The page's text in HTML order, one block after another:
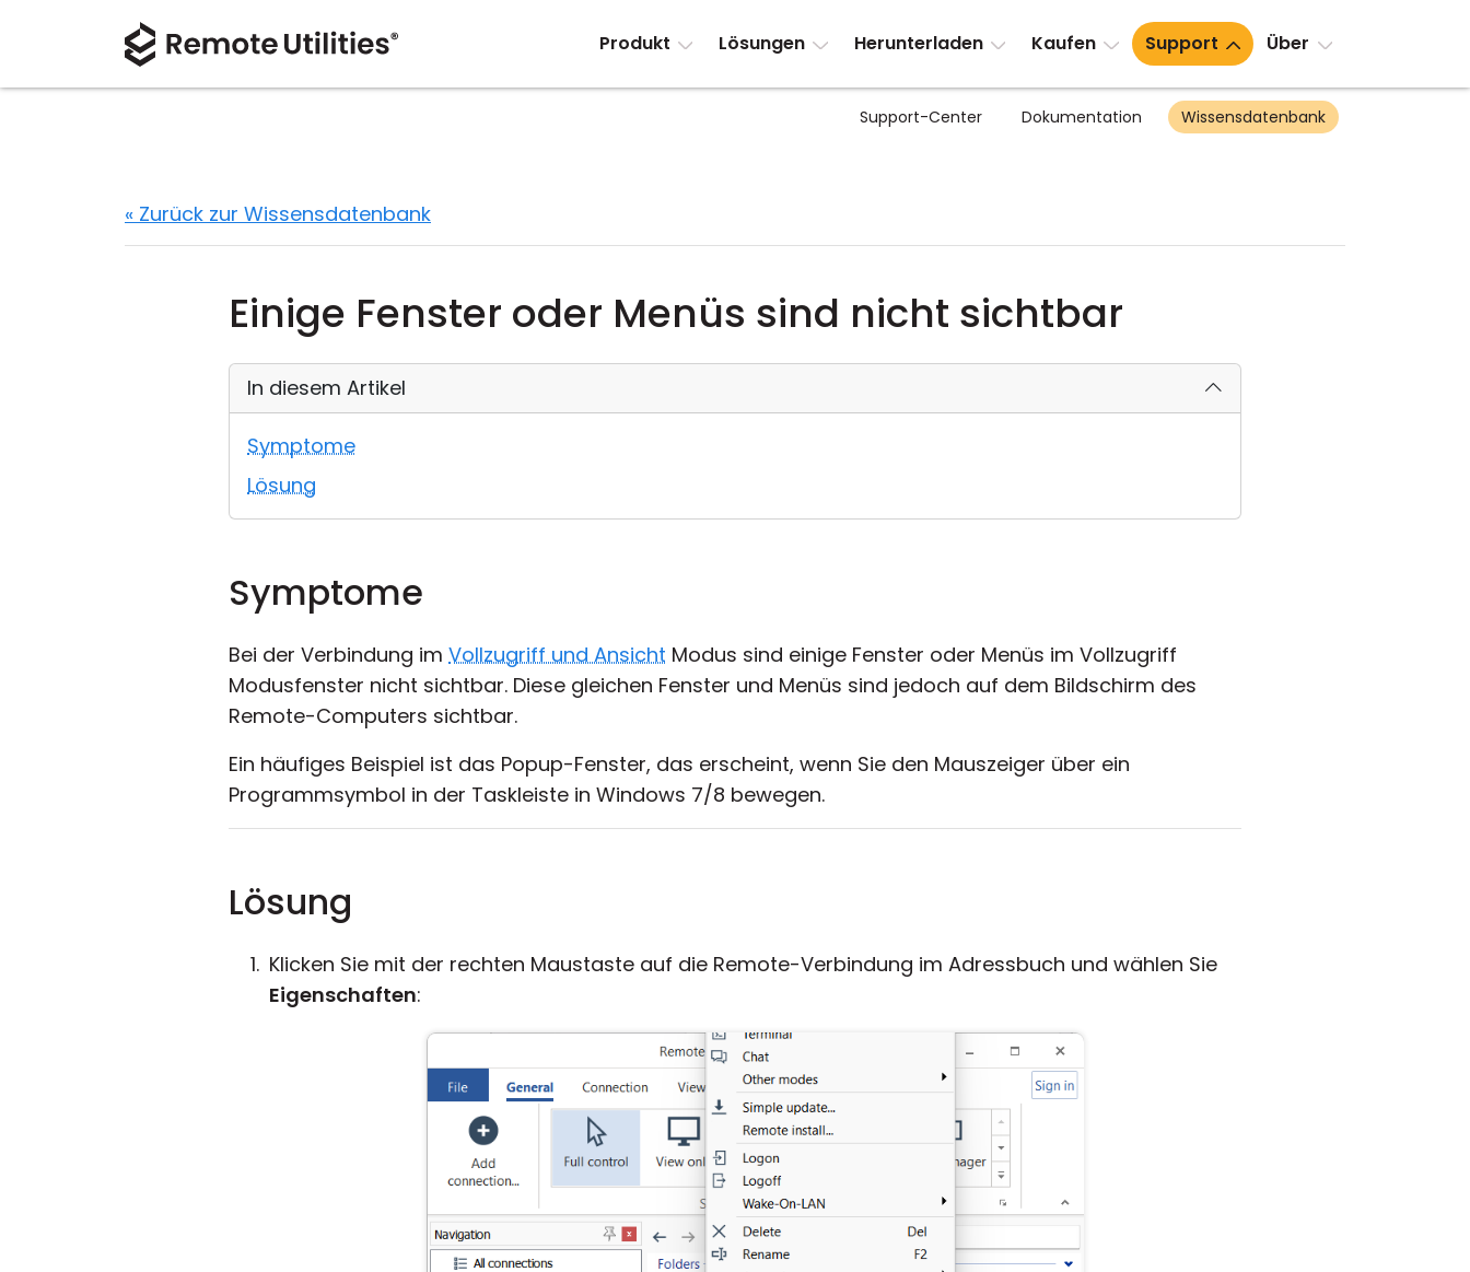
Produkt Lösungen Herunterladen Kaufen Support Über
Support-Center Dokumentation Wissensdatenbank
« Zurück zur Wissensdatenbank
Einige Fenster oder Menüs sind nicht sichtbar
In diesem Artikel
Symptome
Lösung
Symptome
Bei der Verbindung im Vollzugriff und Ansicht Modus sind einige Fenster oder Menüs im Vollzugriff
Modusfenster nicht sichtbar. Diese gleichen Fenster und Menüs sind jedoch auf dem Bildschirm des
Remote-Computers sichtbar.
Ein häufiges Beispiel ist das Popup-Fenster, das erscheint, wenn Sie den Mauszeiger über ein
Programmsymbol in der Taskleiste in Windows 7/8 bewegen.
Lösung
Klicken Sie mit der rechten Maustaste auf die Remote-Verbindung im Adressbuch und wählen Sie
Eigenschaften: